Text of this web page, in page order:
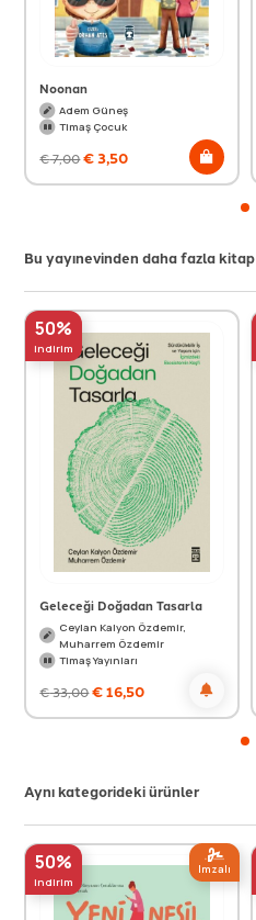
Noonan
Adem Güneş
Timaş Çocuk
€7,00€ 3,50
Bu yayınevinden daha fazla kitap
50%
indirim
Geleceği Doğadan Tasarla
Ceylan Kalyon Özdemir,
Muharrem Özdemir
Timaş Yayınları
€33,00€16,50
Aynı kategorideki ürünler
50%
indirim
Imzalı